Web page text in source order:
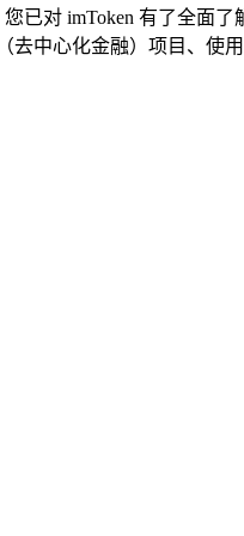
已对 imToken 有了全面
去中心化金融）项目、使